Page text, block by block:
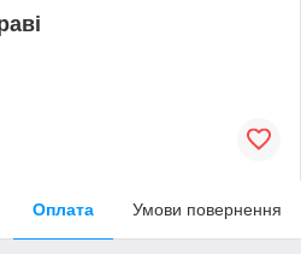
Оплата Умови повернення